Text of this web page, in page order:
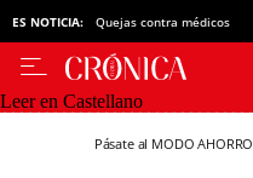
ES NOTICIA: Quejas contra médicos
Leer en Castellano
Pásate al MODO AHORRO